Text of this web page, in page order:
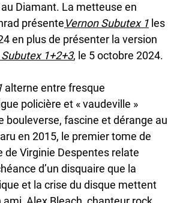
Diamant. La metteuse en
présenteVernon Subutex 1 les
en plus de présenter la version
1+2+3, le 5 octobre 2024.
alterne entre fresque
policière et « vaudeville »
bouleverse, fascine et dérange au
en 2015, le premier tome de
de Virginie Despentes relate
d’un disquaire que la
et la crise du disque mettent